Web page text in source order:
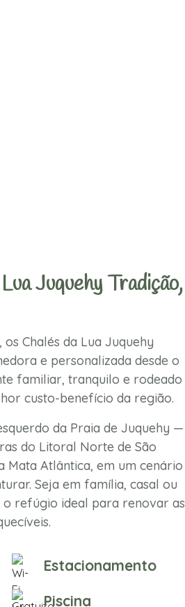
Juquehy Tradição,
Chalés da Lua Juquehy
e personalizada desde o
familiar, tranquilo e rodeado
custo-benefício da região.
da Praia de Juquehy —
do Litoral Norte de São
Atlântica, em um cenário
Seja em família, casal ou
refúgio ideal para renovar as
Estacionamento
Piscina